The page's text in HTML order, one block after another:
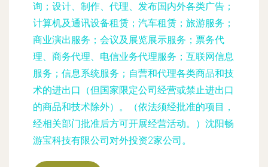
询；设计、制作、代理、发布国内外各类广告；
计算机及通讯设备租赁；汽车租赁；旅游服务；
商业演出服务；会议及展览展示服务；票务代
理、商务代理、电信业务代理服务；互联网信息
服务；信息系统服务；自营和代理各类商品和技
术的进出口（但国家限定公司经营或禁止进出口
的商品和技术除外）。（依法须经批准的项目，
经相关部门批准后方可开展经营活动。）沈阳畅
游宝科技有限公司对外投资2家公司。